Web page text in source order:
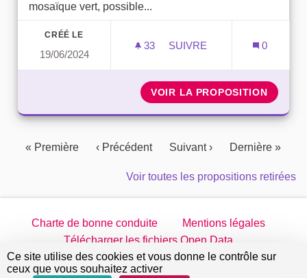
mosaïque vert, possible...
CRÉÉ LE
19/06/2024
33 33 ABONNÉS
SUIVRE
0
VOIR LA PROPOSITION
« Première ‹ Précédent Suivant › Dernière »
Voir toutes les propositions retirées
Charte de bonne conduite
Mentions légales
Télécharger les fichiers Open Data
jeparticipe.villejuif.fr sur Twitter
jeparticipe.villejuif.fr sur Facebook
jeparticipe.villejuif.fr sur
jeparticipe.villejuif.fr sur
Ce site utilise des cookies et vous donne le contrôle sur
ceux que vous souhaitez activer